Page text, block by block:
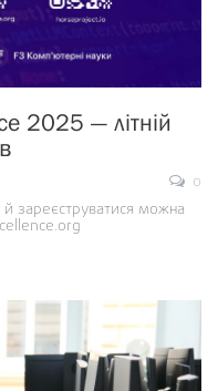
2025 — літній
0
зареєструватися можна